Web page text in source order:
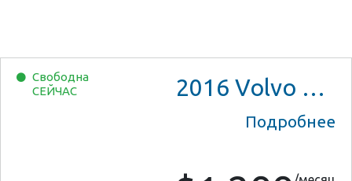
Свободна
СЕЙЧАС
2016 Volvo XC90
Подробнее